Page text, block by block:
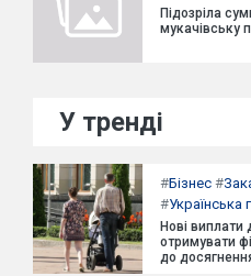
Підозріла
мукачівську
У тренді
#Бізнес #
#Українська
Нові виплати
отримувати
до